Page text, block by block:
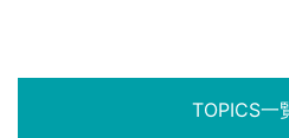
TOPICS一